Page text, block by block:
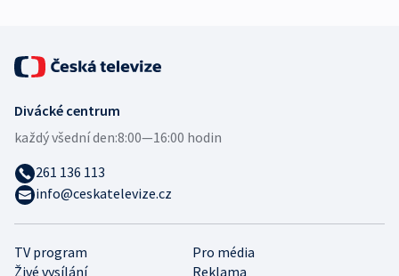
TV program
Pro média
Živé vysílání
Reklama
Divácké centrum
každý všední den:8:00—16:00 hodin
261 136 113
info@ceskatelevize.cz